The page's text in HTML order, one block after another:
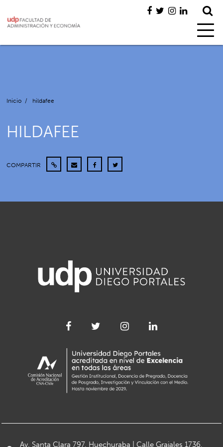
Inicio / hildafee
HILDAFEE
COMPARTIR
Av. Santa Clara 797, Huechuraba | Calle Grajales 1736,